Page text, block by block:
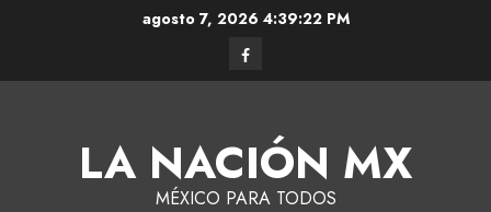
agosto 7, 2026 4:39:22 PM
LA NACIÓN MX
MÉXICO PARA TODOS